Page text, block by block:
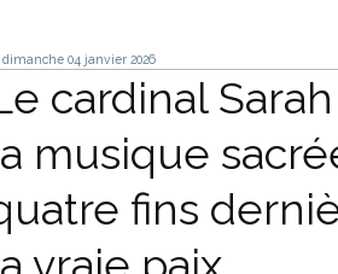
dimanche 04 janvier 2026
cardinal
musique
fins